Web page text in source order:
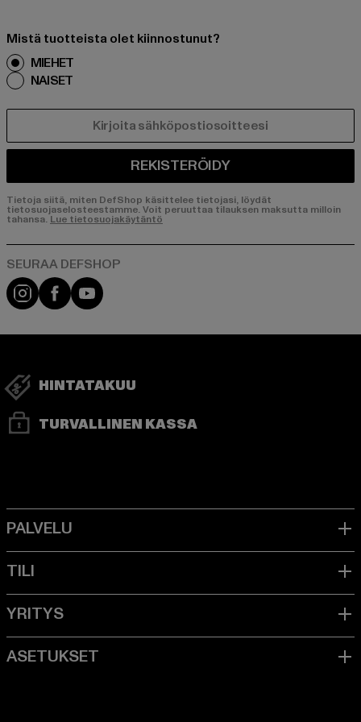
Mistä tuotteista olet kiinnostunut?
MIEHET
NAISET
REKISTERÖIDY
Tietoja siitä, miten DefShop käsittelee tietojasi, löydät
tietosuojaselosteestamme. Voit peruuttaa tilauksen maksutta milloin
tahansa. Lue tietosuojakäytäntö
Visit our Instagram page:
Visit our Facebook page:
Visit our YouTube channel:
HINTATAKUU
TURVALLINEN KASSA